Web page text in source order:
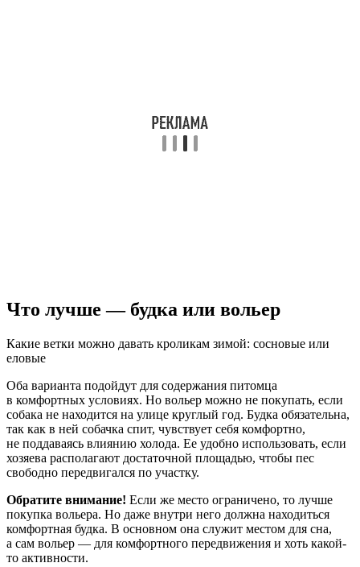
Что лучше — будка или вольер
Какие ветки можно давать кроликам зимой: сосновые или
еловые
Оба варианта подойдут для содержания питомца
в комфортных условиях. Но вольер можно не покупать, если
собака не находится на улице круглый год. Будка обязательна,
так как в ней собачка спит, чувствует себя комфортно,
не поддаваясь влиянию холода. Ее удобно использовать, если
хозяева располагают достаточной площадью, чтобы пес
свободно передвигался по участку.
Обратите внимание! Если же место ограничено, то лучше
покупка вольера. Но даже внутри него должна находиться
комфортная будка. В основном она служит местом для сна,
а сам вольер — для комфортного передвижения и хоть какой-
то активности.